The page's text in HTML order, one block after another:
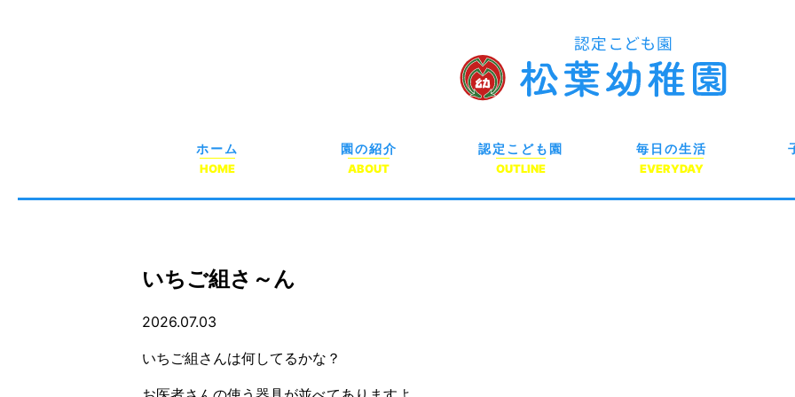
ホーム
HOME
園の紹介
ABOUT
認定こども園
OUTLINE
毎日の生活
EVERYDAY
いちご組さ～ん
2026.07.03
いちご組さんは何してるかな？